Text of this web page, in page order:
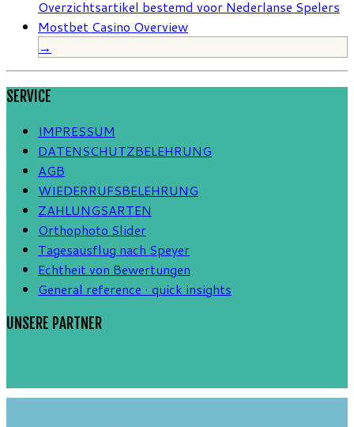
Overzichtsartikel bestemd voor Nederlanse Spelers
Mostbet Casino Overview
→
SERVICE
IMPRESSUM
DATENSCHUTZBELEHRUNG
AGB
WIEDERRUFSBELEHRUNG
ZAHLUNGSARTEN
Orthophoto Slider
Tagesausflug nach Speyer
Echtheit von Bewertungen
General reference · quick insights
UNSERE PARTNER